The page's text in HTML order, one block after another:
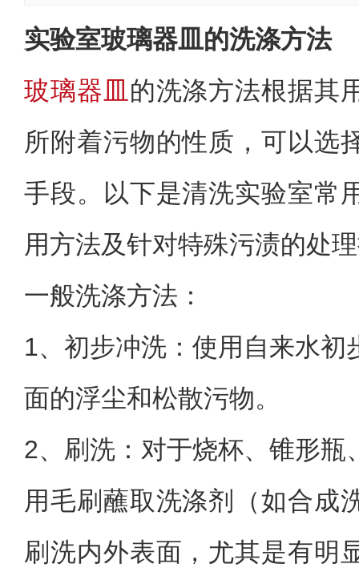
实验室玻璃器皿的洗涤方法
玻璃器皿 的洗涤方法根据其
所附着污物的性质，可以选
手段。以下是清洗实验室常
用方法及针对特殊污渍的处
一般洗涤方法：
1、 初步冲洗：使用自来水初
面的浮尘和松散污物。
2、 刷洗：对于烧杯、锥形瓶
用毛刷蘸取洗涤剂（如合成
刷洗内外表面，尤其是有明